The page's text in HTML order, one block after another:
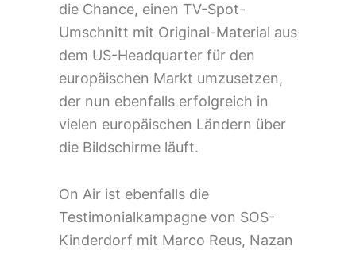
die Chance, einen TV-Spot-
Umschnitt mit Original-Material aus
dem US-Headquarter für den
europäischen Markt umzusetzen,
der nun ebenfalls erfolgreich in
vielen europäischen Ländern über
die Bildschirme läuft.
On Air ist ebenfalls die
Testimonialkampagne von SOS-
Kinderdorf mit Marco Reus, Nazan